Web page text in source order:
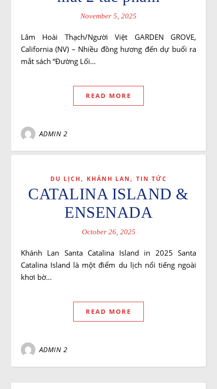
November 5, 2025
Lâm Hoài Thạch/Người Việt GARDEN GROVE,
California (NV) – Nhiều đồng hương đến dự buổi ra
mắt sách “Đường Lối…
READ MORE
ADMIN 2
DU LỊCH , KHÁNH LAN , TIN TỨC
CATALINA ISLAND &
ENSENADA
October 26, 2025
Khánh Lan Santa Catalina Island in 2025 Santa
Catalina Island là một điểm du lịch nổi tiếng ngoài
khơi bờ…
READ MORE
ADMIN 2